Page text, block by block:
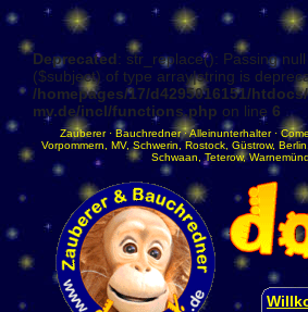
Deprecated: str_replace(): Passing
($subject) of type array|string is
/homepages/17/d4295016151/
mv.de/incl/functions.php on line 6
Zauberer·Bauchredner·Alleinunterhalter·
Vorpommern
MV, Schwerin Rostock Güstrow, Berlin
Schwaan ,Teterow,